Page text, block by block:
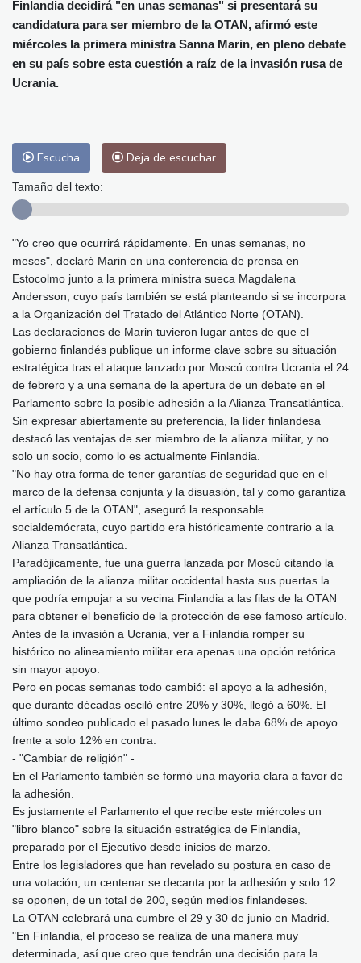
Alicante
32 °C Córdoba
37 °C
Málaga
32 °C Murcia
34 °C
Las Palmas de Gran Canaria
29 °C
Ibiza
30 °C Buenos Aires
6 °C
Panama City
24 °C
Finlandia decidirá "en unas semanas" si presentará su
candidatura para ser miembro de la OTAN, afirmó este
miércoles la primera ministra Sanna Marin, en pleno debate
en su país sobre esta cuestión a raíz de la invasión rusa de
Ucrania.
Escucha Deja de escuchar
Tamaño del texto:
"Yo creo que ocurrirá rápidamente. En unas semanas, no
meses", declaró Marin en una conferencia de prensa en
Estocolmo junto a la primera ministra sueca Magdalena
Andersson, cuyo país también se está planteando si se incorpora
a la Organización del Tratado del Atlántico Norte (OTAN).
Las declaraciones de Marin tuvieron lugar antes de que el
gobierno finlandés publique un informe clave sobre su situación
estratégica tras el ataque lanzado por Moscú contra Ucrania el 24
de febrero y a una semana de la apertura de un debate en el
Parlamento sobre la posible adhesión a la Alianza Transatlántica.
Sin expresar abiertamente su preferencia, la líder finlandesa
destacó las ventajas de ser miembro de la alianza militar, y no
solo un socio, como lo es actualmente Finlandia.
"No hay otra forma de tener garantías de seguridad que en el
marco de la defensa conjunta y la disuasión, tal y como garantiza
el artículo 5 de la OTAN", aseguró la responsable
socialdemócrata, cuyo partido era históricamente contrario a la
Alianza Transatlántica.
Paradójicamente, fue una guerra lanzada por Moscú citando la
ampliación de la alianza militar occidental hasta sus puertas la
que podría empujar a su vecina Finlandia a las filas de la OTAN
para obtener el beneficio de la protección de ese famoso artículo.
Antes de la invasión a Ucrania, ver a Finlandia romper su
histórico no alineamiento militar era apenas una opción retórica
sin mayor apoyo.
Pero en pocas semanas todo cambió: el apoyo a la adhesión,
que durante décadas osciló entre 20% y 30%, llegó a 60%. El
último sondeo publicado el pasado lunes le daba 68% de apoyo
frente a solo 12% en contra.
- "Cambiar de religión" -
En el Parlamento también se formó una mayoría clara a favor de
la adhesión.
Es justamente el Parlamento el que recibe este miércoles un
"libro blanco" sobre la situación estratégica de Finlandia,
preparado por el Ejecutivo desde inicios de marzo.
Entre los legisladores que han revelado su postura en caso de
una votación, un centenar se decanta por la adhesión y solo 12
se oponen, de un total de 200, según medios finlandeses.
La OTAN celebrará una cumbre el 29 y 30 de junio en Madrid.
"En Finlandia, el proceso se realiza de una manera muy
determinada, así que creo que tendrán una decisión para la